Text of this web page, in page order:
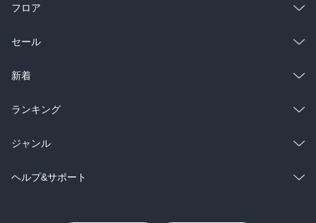
フロア
総合
ラノベ
雑誌・グラビア
BL・TL
セール
総合
ラノベ
雑誌・グラビア
BL・TL
新着
総合
ラノベ
雑誌・グラビア
ランキング
総合
ラノベ
ジャンル
コミック
ヘルプ&サポート